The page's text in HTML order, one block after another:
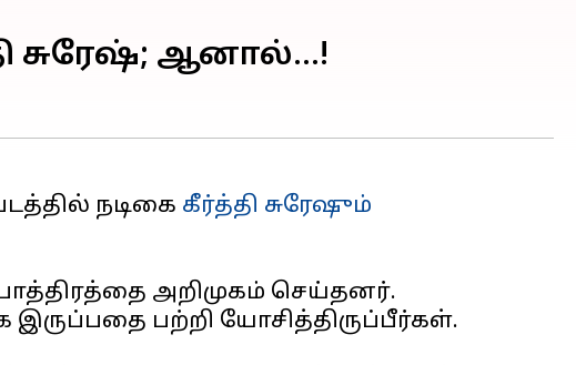
சுரேஷ்; ஆனால்...!
நடிகை கீர்த்தி சுரேஷும்
அறிமுகம் செய்தனர்.
பற்றி யோசித்திருப்பீர்கள்.